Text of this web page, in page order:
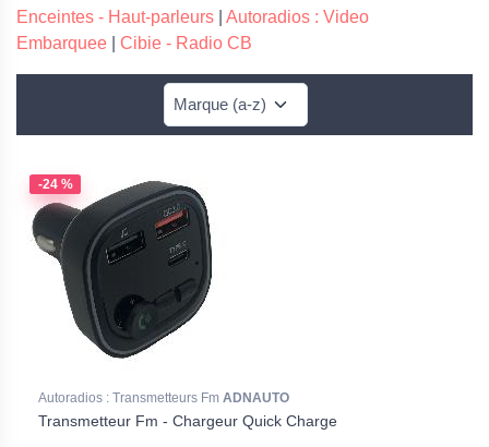
Enceintes - Haut-parleurs
Autoradios : Video
Embarquee
Cibie - Radio CB
-24 %
Autoradios : Transmetteurs Fm ADNAUTO
Transmetteur Fm - Chargeur Quick Charge